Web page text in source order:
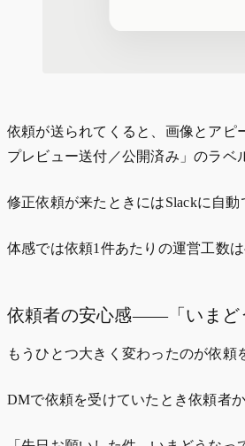
依頼が送られてくると、画像とアピ
プレビュー送付／公開済み」のラベ
修正依頼が来たときにはSlackに自
体感では依頼1件あたりの運営工数
依頼者の安心感——「いまど
もうひとつ大きく変わったのが依頼
DMで依頼を受けていたとき依頼者